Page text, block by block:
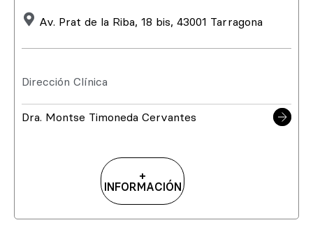
Av. Prat de la Riba, 18 bis, 43001 Tarragona
Dirección Clínica
Dra. Montse Timoneda Cervantes
+
INFORMACIÓN